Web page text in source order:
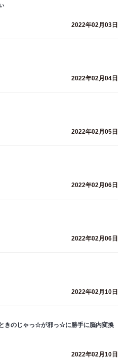
2022年02月03日
2022年02月04日
2022年02月05日
2022年02月06日
2022年02月06日
2022年02月10日
きのじゃっ☆が邪っ☆に勝手に脳内変換
2022年02月10日